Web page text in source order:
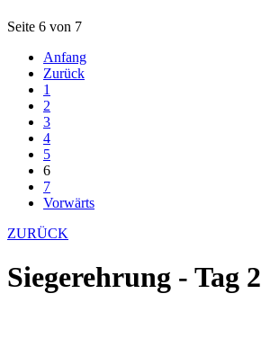
Seite 6 von 7
Anfang
Zurück
1
2
3
4
5
6
7
Vorwärts
ZURÜCK
Siegerehrung - Tag 2